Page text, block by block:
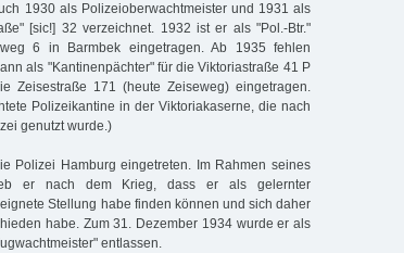
1930 als Polizeioberwachtmeister und 1931 als
[sic!] 32 verzeichnet. 1932 ist er als "Pol.-Btr."
6 in Barmbek eingetragen. Ab 1935 fehlen
als "Kantinenpächter" für die Viktoriastraße 41 P
Zeisestraße 171 (heute Zeiseweg) eingetragen.
Polizeikantine in der Viktoriakaserne, die nach
genutzt wurde.)
Polizei Hamburg eingetreten. Im Rahmen seines
er nach dem Krieg, dass er als gelernter
Stellung habe finden können und sich daher
habe. Zum 31. Dezember 1934 wurde er als
entlassen.